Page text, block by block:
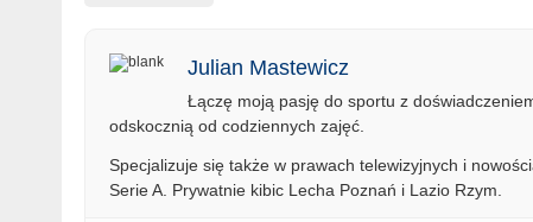
Julian Mastewicz
Łączę moją pasję do sportu z
odskocznią od codziennych zajęć.
Specjalizuje się także w prawach telewizyjnych i
Serie A. Prywatnie kibic Lecha Poznań i Lazio Rzym.